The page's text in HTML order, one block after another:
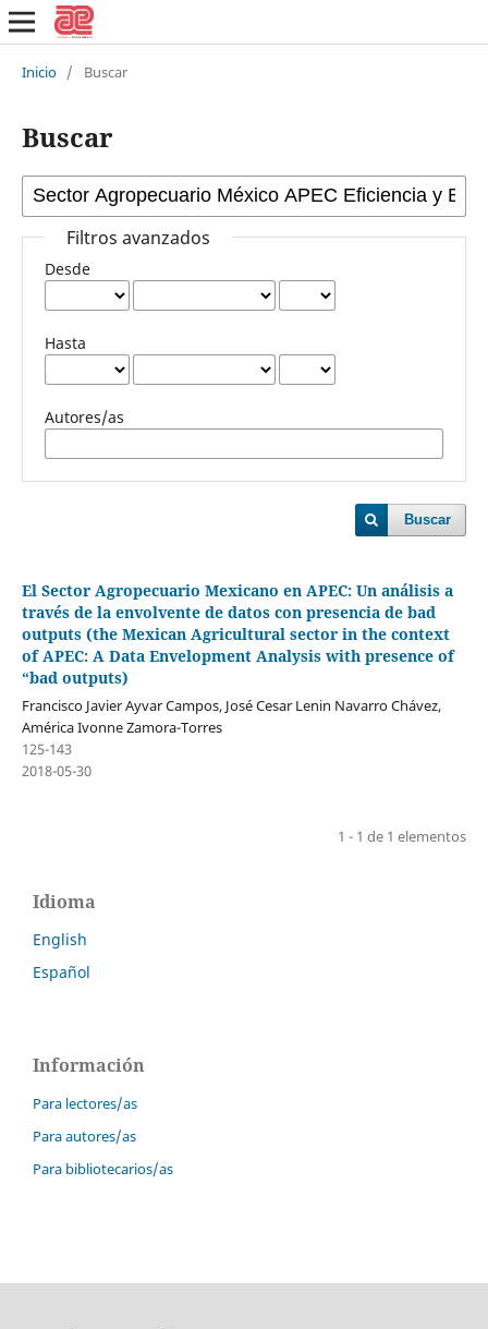
Inicio / Buscar
Buscar
Filtros avanzados
Desde
Hasta
Autores/as
Buscar
El Sector Agropecuario Mexicano en APEC: Un análisis a
través de la envolvente de datos con presencia de bad
outputs (the Mexican Agricultural sector in the context
of APEC: A Data Envelopment Analysis with presence of
“bad outputs)
Francisco Javier Ayvar Campos, José Cesar Lenin Navarro Chávez,
América Ivonne Zamora-Torres
125-143
2018-05-30
1 - 1 de 1 elementos
Idioma
English
Español
Información
Para lectores/as
Para autores/as
Para bibliotecarios/as